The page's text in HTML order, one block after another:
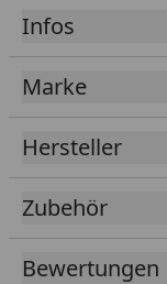
Material:
Gestell:
Tischplatte: HPL,
Infos
Marke
Hersteller
Zubehör
Bewertungen